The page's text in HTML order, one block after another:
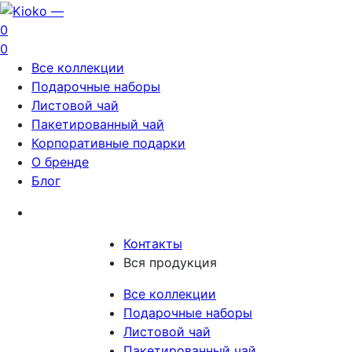
0
0
Все коллекции
Подарочные наборы
Листовой чай
Пакетированный чай
Корпоративные подарки
О бренде
Блог
Контакты
Вся продукция
Все коллекции
Подарочные наборы
Листовой чай